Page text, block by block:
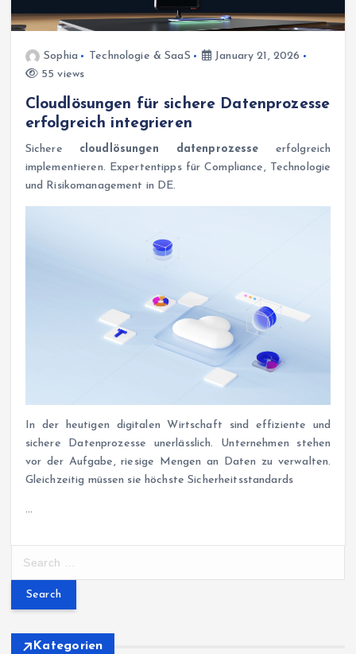
Sophia Technologie & SaaS
January 21, 2026
55 views
Cloudlösungen für sichere Datenprozesse
erfolgreich integrieren
Sichere cloudlösungen datenprozesse erfolgreich
implementieren. Expertentipps für Compliance, Technologie
und Risikomanagement in DE.
In der heutigen digitalen Wirtschaft sind effiziente und
sichere Datenprozesse unerlässlich. Unternehmen stehen
vor der Aufgabe, riesige Mengen an Daten zu verwalten.
Gleichzeitig müssen sie höchste Sicherheitsstandards
…
r
Kategorien